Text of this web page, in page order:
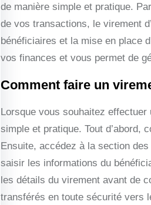
de manière simple et pratique.
de vos transactions, le virement
bénéficiaires et la mise en place
vos finances et vous permet de
Comment faire un
Lorsque vous souhaitez
simple et pratique. Tout d’abord,
Ensuite, accédez à la section
saisir les informations du
les détails du virement avant de
transférés en toute sécurité vers